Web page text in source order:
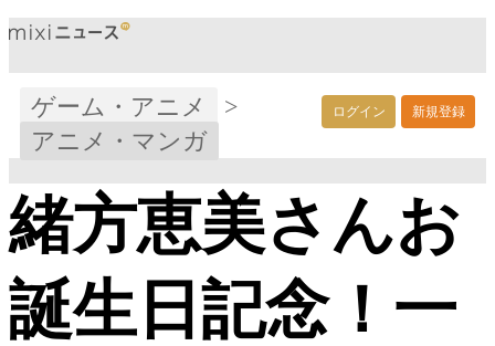
ログイン 新規登録
ゲーム・アニメ
>
アニメ・マンガ
緒方恵美さんお
誕生日記念！一